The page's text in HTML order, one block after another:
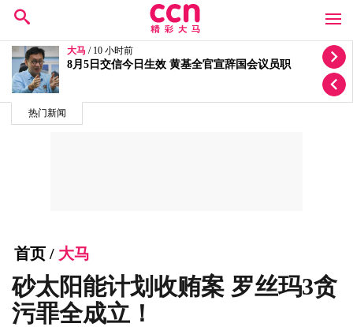
热门新闻
大马 / 11 小时前
安华动小手术至少休假两天 扎希吁人民为首相祈祷
首页 / 大马
砂太阳能计划收贿案 罗丝玛3贪
污罪全成立！